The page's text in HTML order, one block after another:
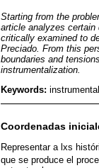
Starting from the
article analyzes certain
critically examined to
Preciado. From this
boundaries and
instrumentalization.
Keywords:
Coordenadas
Representar a lxs
que se produce el